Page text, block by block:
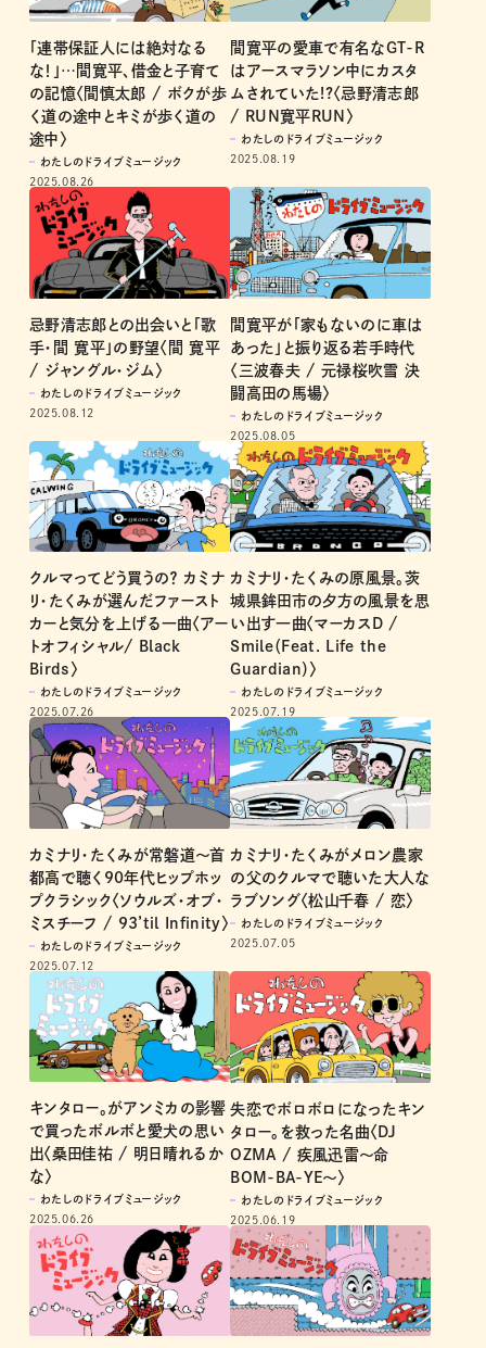
「連帯保証人には絶対なる
な！」…間寛平、借金と子育て
の記憶〈間慎太郎 / ボクが歩
く道の途中とキミが歩く道の
途中〉
わたしのドライブミュージック
2025.08.26
間寛平の愛車で有名なGT-R
はアースマラソン中にカスタ
ムされていた!?〈忌野清志郎
/ RUN寛平RUN〉
わたしのドライブミュージック
2025.08.19
忌野清志郎との出会いと「歌
手・間 寛平」の野望〈間 寛平
/ ジャングル・ジム〉
わたしのドライブミュージック
2025.08.12
間寛平が「家もないのに車は
あった」と振り返る若手時代
〈三波春夫 / 元禄桜吹雪 決
闘高田の馬場〉
わたしのドライブミュージック
2025.08.05
クルマってどう買うの？ カミナ
リ・たくみが選んだファースト
カーと気分を上げる一曲〈アー
トオフィシャル/ Black
Birds〉
わたしのドライブミュージック
2025.07.26
カミナリ・たくみの原風景。茨
城県鉾田市の夕方の風景を思
い出す一曲〈マーカスD /
Smile（Feat. Life the
Guardian）〉
わたしのドライブミュージック
2025.07.19
カミナリ・たくみが常磐道〜首
都高で聴く90年代ヒップホッ
プクラシック〈ソウルズ・オブ・
ミスチーフ / 93’til Infinity〉
わたしのドライブミュージック
2025.07.12
カミナリ・たくみがメロン農家
の父のクルマで聴いた大人な
ラブソング〈松山千春 / 恋〉
わたしのドライブミュージック
2025.07.05
キンタロー。がアンミカの影響
で買ったボルボと愛犬の思い
出〈桑田佳祐 / 明日晴れるか
な〉
わたしのドライブミュージック
2025.06.26
失恋でボロボロになったキン
タロー。を救った名曲〈DJ
OZMA / 疾風迅雷～命
BOM-BA-YE～〉
わたしのドライブミュージック
2025.06.19